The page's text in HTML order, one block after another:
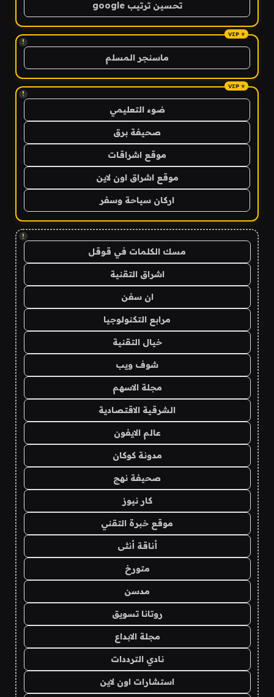
تحسين ترتيب google
!
ماسنجر المسلم
!
ضوء التعليمي
صحيفة برق
موقع اشراقات
موقع اشراق اون لاين
اركان سياحة وسفر
!
مسك الكلمات في قوقل
اشراق التقنية
ان سفن
مرابع التكنولوجيا
خيال التقنية
شوف ويب
مجلة الاسهم
الشرقية الاقتصادية
عالم الايفون
مدونة كوكان
صحيفة نهج
كار نيوز
موقع خبرة التقني
أناقة أنثى
متورخ
مدسن
روتانا تسويق
مجلة الابداع
نادي الترددات
استشارات اون لاين